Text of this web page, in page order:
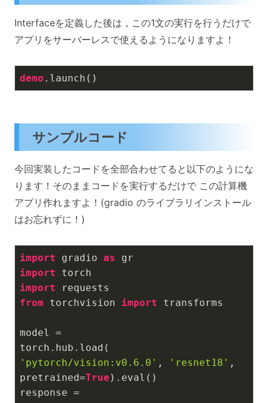
Interfaceを定義した後は，この1文の実行を行うだけで
アプリをサーバーレスで使えるようになりますよ！
demo .launch ()
サンプルコード
今回実装したコードを全部合わせてると以下のようにな
ります！そのままコードを実行するだけで この計算機
アプリ作れますよ！(gradio のライブラリインストール
はお忘れずに！)
import gradio as
import
import
from torchvision import transforms
model =
torch.hub.load(
'pytorch/vision:v0.6.0' , 'resnet18' ,
pretrained=True ).eval()
response =